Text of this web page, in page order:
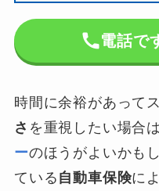
電話で
時間に余裕があって
さ を重視したい場合
ーのほうがよいかも
ている 自動車保険に